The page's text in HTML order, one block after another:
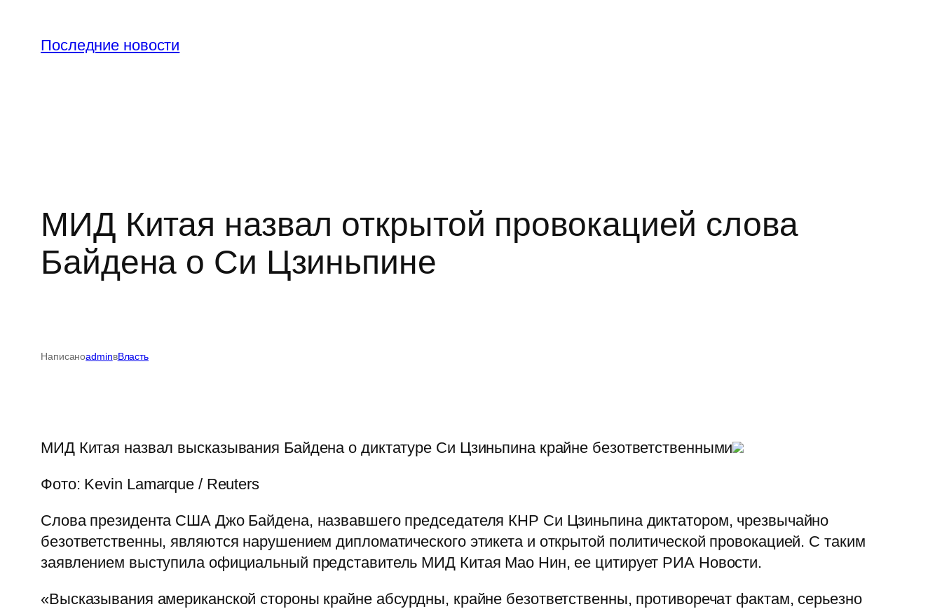
содержимому
Последние новости
МИД Китая назвал открытой провокацией слова
Байдена о Си Цзиньпине
НаписаноadminвВласть
МИД Китая назвал высказывания Байдена о диктатуре Си Цзиньпина крайне безответственными
Фото: Kevin Lamarque / Reuters
Слова президента США Джо Байдена, назвавшего председателя КНР Си Цзиньпина диктатором, чрезвычайно
безответственны, являются нарушением дипломатического этикета и открытой политической провокацией. С таким
заявлением выступила официальный представитель МИД Китая Мао Нин, ее цитирует РИА Новости.
«Высказывания американской стороны крайне абсурдны, крайне безответственны, противоречат фактам, серьезно